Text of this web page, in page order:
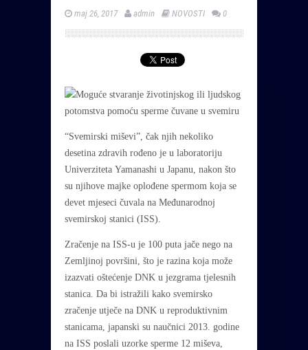
maj 26, 2017 admin NOVOSTI 0
“Svemirski miševi”, čak njih nekoliko
desetina zdravih rođeno je u laboratoriju
Univerziteta Yamanashi u Japanu, nakon što
su njihove majke oplođene spermom koja se
devet mjeseci čuvala na Međunarodnoj
svemirskoj stanici (ISS).
Zračenje na ISS-u je 100 puta jače nego na
Zemljinoj površini, što je razina koja može
izazvati oštećenje DNK u jezgrama tjelesnih
stanica. Da bi istražili kako svemirsko
zračenje utječe na DNK u reproduktivnim
stanicama, japanski su naučnici 2013. godine
na ISS poslali uzorke sperme 12 miševa,